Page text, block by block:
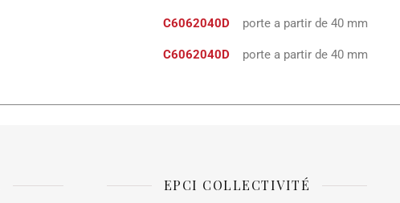
C6062040D porte a partir de 40 mm
C6062040D porte a partir de 40 mm
EPCI COLLECTIVITÉ